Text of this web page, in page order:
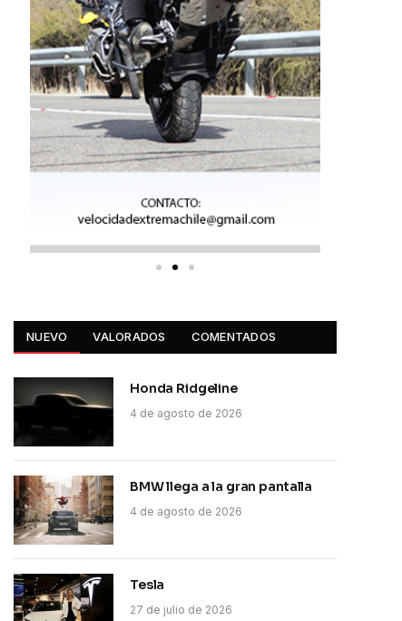
NUEVO VALORADOS COMENTADOS
Honda Ridgeline
4 de agosto de 2026
BMW llega a la gran pantalla
4 de agosto de 2026
Tesla
27 de julio de 2026